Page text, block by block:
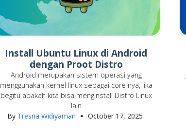
Install Ubuntu Linux di Android
dengan Proot Distro
Android merupakan sistem operasi yang
menggunakan kernel linux sebagai core nya, jika
begitu apakah kita bisa menginstall Distro Linux
lain
By Tresna Widiyaman October 17, 2025